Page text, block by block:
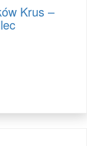
Krus –